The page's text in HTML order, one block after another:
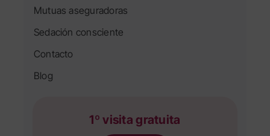
Mutuas aseguradoras
Sedación consciente
Contacto
Blog
1º visita gratuita